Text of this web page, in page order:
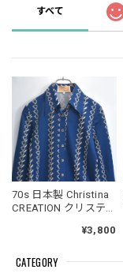
CATEGORY
すべて
70s 日本製 Christina
CREATION クリスティ
ポリエステルシャツ
ィンテージ ビンテー
¥3,800